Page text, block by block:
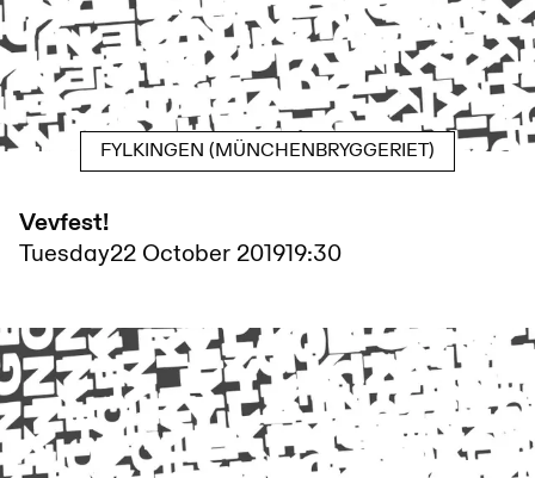
FYLKINGEN (MÜNCHENBRYGGERIET)
Vevfest!
Tuesday22 October 201919:30